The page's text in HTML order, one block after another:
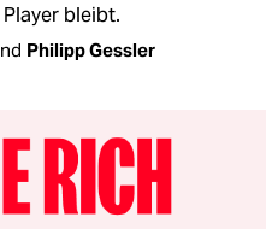
bleibt.
Philipp Gessler